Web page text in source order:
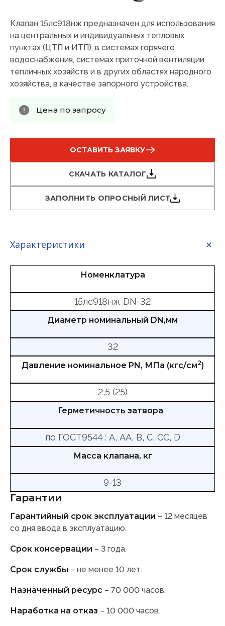
Клапан 15лс918нж предназначен для использования
на центральных и индивидуальных тепловых
пунктах (ЦТП и ИТП), в системах горячего
водоснабжения, системах приточной вентиляции
тепличных хозяйств и в других областях народного
хозяйства, в качестве запорного устройства.
Цена по запросу
ОСТАВИТЬ ЗАЯВКУ
СКАЧАТЬ КАТАЛОГ
ЗАПОЛНИТЬ ОПРОСНЫЙ ЛИСТ
Характеристики
Номенклатура
15лс918нж DN-32
Диаметр номинальный DN,мм
32
Давление номинальное PN, МПа (кгс/см2)
2,5 (25)
Герметичность затвора
по ГОСТ9544 : А, АА, В, С, СС, D
Масса клапана, кг
9-13
Гарантии
Гарантийный срок эксплуатации – 12 месяцев
со дня ввода в эксплуатацию.
Срок консервации – 3 года.
Срок службы – не менее 10 лет.
Назначенный ресурс – 70 000 часов.
Наработка на отказ – 10 000 часов.